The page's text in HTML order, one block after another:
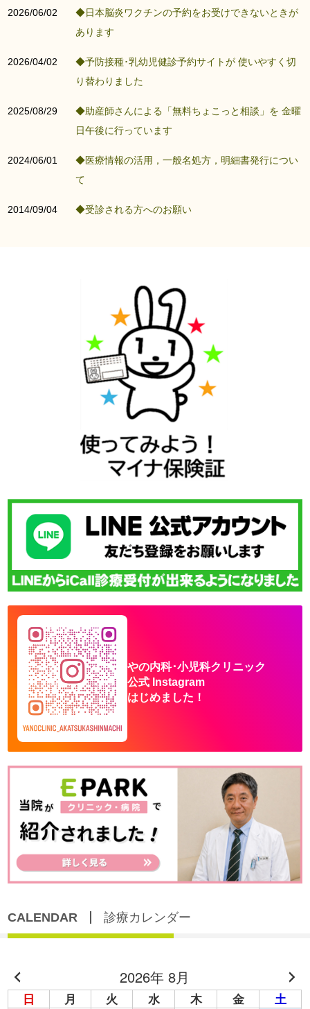
2026/06/02
◆日本脳炎ワクチンの予約をお受けできないときが
あります
2026/04/02
◆予防接種･乳幼児健診予約サイトが 使いやすく切
り替わりました
2025/08/29
◆助産師さんによる「無料ちょこっと相談」を 金曜
日午後に行っています
2024/06/01
◆医療情報の活用，一般名処方，明細書発行につい
て
2014/09/04 ◆受診される方へのお願い
やの内科･小児科クリニック
公式 Instagram
はじめました！
CALENDAR 診療カレンダー
2026年 8月
日 月 火 水 木 金 土